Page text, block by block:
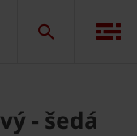
- šedá